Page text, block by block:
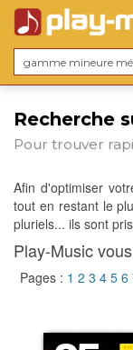
Recherche
Pour trouver
Afin d'optimiser
tout en restant le
pluriels... ils sont
Play-Music
Pages : 1 2 3 4 5 6